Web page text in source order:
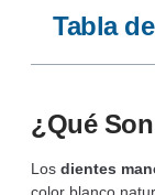
Tabla
¿Qué
Los dientes